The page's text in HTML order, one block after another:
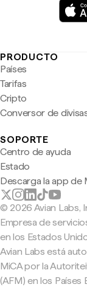
PRODUCTO
Países
Tarifas
Cripto
Conversor de
SOPORTE
Centro de ayuda
Estado
Descarga la app de
© 2026 Avian Labs,
Empresa de
en los Estados
Avian Labs está
MiCA por la
(AFM) en los